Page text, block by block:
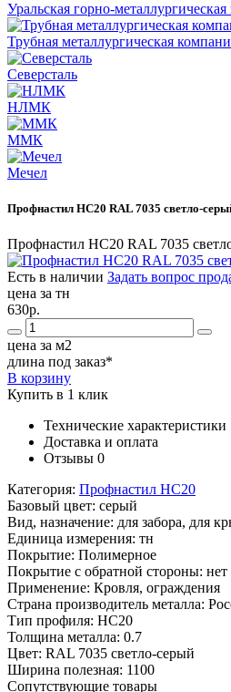
Уральская горно-
Трубная металлургическая
Северсталь
НЛМК
ММК
Мечел
Профнастил НС20 RAL 7035 светло-
Профнастил НС20 RAL 7035
Есть в наличии Задать вопрос
цена за тн
630р.
цена за м2
длина под заказ*
В корзину
Купить в 1 клик
Технические характеристики
Доставка и оплата
Отзывы 0
Категория: Профнастил НС20
Базовый цвет: серый
Вид, назначение: для забора, для
Единица измерения: тн
Покрытие: Полимерное
Покрытие с обратной стороны: нет
Применение: Кровля, ограждения
Страна производитель металла:
Тип профиля: НС20
Толщина металла: 0.7
Цвет: RAL 7035 светло-серый
Ширина полезная: 1100
Сопутствующие товары